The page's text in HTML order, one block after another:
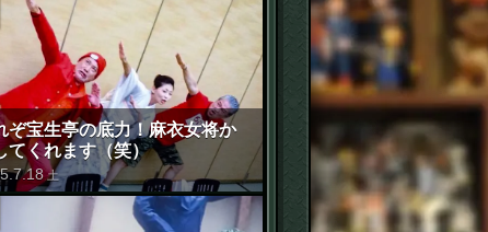
ぞ宝生亭の底力！麻衣女将か
てくれます（笑）
.7.18 土